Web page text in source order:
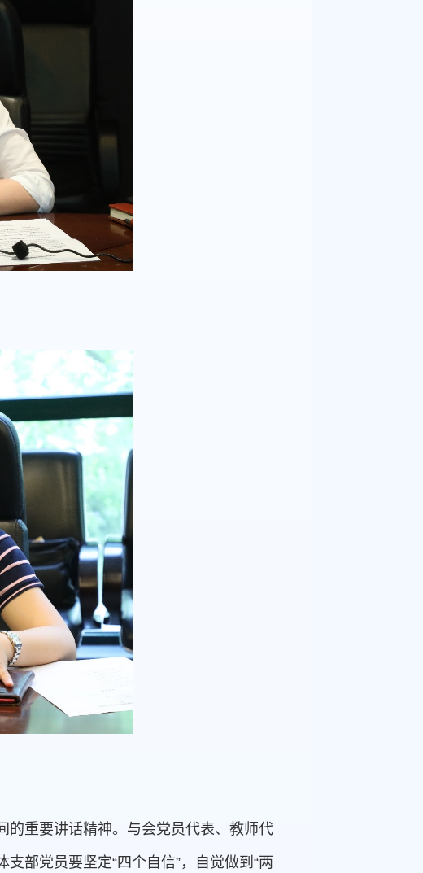
的重要讲话精神。与会党员代表、教师代
部党员要坚定“四个自信”，自觉做到“两